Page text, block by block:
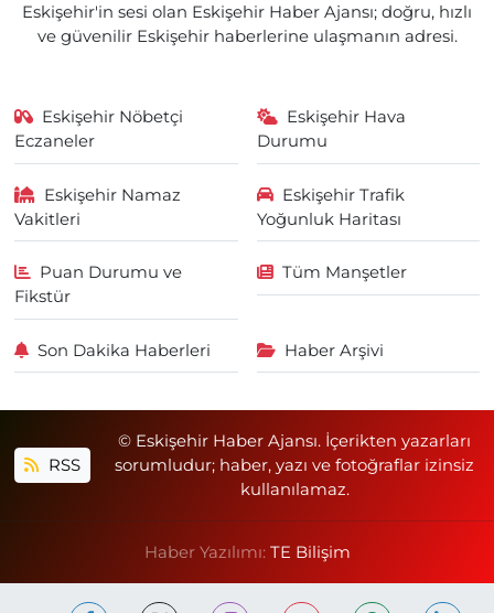
Eskişehir'in sesi olan Eskişehir Haber Ajansı; doğru, hızlı
ve güvenilir Eskişehir haberlerine ulaşmanın adresi.
Eskişehir Nöbetçi
Eczaneler
Eskişehir Hava
Durumu
Eskişehir Namaz
Vakitleri
Eskişehir Trafik
Yoğunluk Haritası
Puan Durumu ve
Fikstür
Tüm Manşetler
Son Dakika Haberleri Haber Arşivi
RSS
© Eskişehir Haber Ajansı. İçerikten yazarları
sorumludur; haber, yazı ve fotoğraflar izinsiz
kullanılamaz.
Haber Yazılımı: TE Bilişim